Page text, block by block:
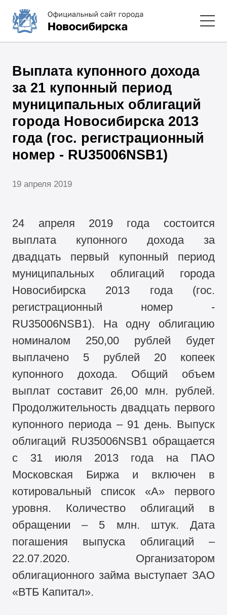
Выплата купонного дохода
за 21 купонный период
муниципальных облигаций
города Новосибирска 2013
года (гос. регистрационный
номер - RU35006NSB1)
19 апреля 2019
24 апреля 2019 года состоится
выплата купонного дохода за
двадцать первый купонный период
муниципальных облигаций города
Новосибирска 2013 года (гос.
регистрационный номер -
RU35006NSB1). На одну облигацию
номиналом 250,00 рублей будет
выплачено 5 рублей 20 копеек
купонного дохода. Общий объем
выплат составит 26,00 млн. рублей.
Продолжительность двадцать первого
купонного периода – 91 день. Выпуск
облигаций RU35006NSB1 обращается
с 31 июля 2013 года на ПАО
Московская Биржа и включен в
котировальный список «А» первого
уровня. Количество облигаций в
обращении – 5 млн. штук. Дата
погашения выпуска облигаций –
22.07.2020. Организатором
облигационного займа выступает ЗАО
«ВТБ Капитал».